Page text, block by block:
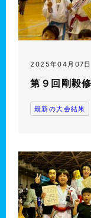
2025年04月07日
第９回剛毅
最新の大会結果